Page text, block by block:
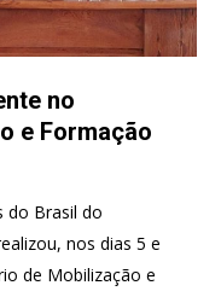
no
e Formação
do Brasil do
nos dias 5 e
de Mobilização e